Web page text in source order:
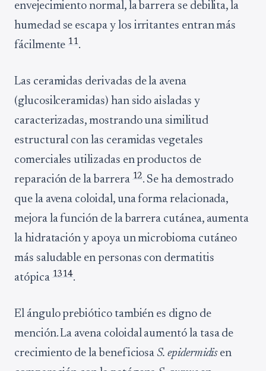
envejecimiento normal, la barrera se debilita, la
humedad se escapa y los irritantes entran más
fácilmente11.
Las ceramidas derivadas de la avena
(glucosilceramidas) han sido aisladas y
caracterizadas, mostrando una similitud
estructural con las ceramidas vegetales
comerciales utilizadas en productos de
reparación de la barrera 12. Se ha demostrado
que la avena coloidal, una forma relacionada,
mejora la función de la barrera cutánea, aumenta
la hidratación y apoya un microbioma cutáneo
más saludable en personas con dermatitis
atópica 13 14.
El ángulo prebiótico también es digno de
mención. La avena coloidal aumentó la tasa de
crecimiento de la beneficiosa S. epidermidisen